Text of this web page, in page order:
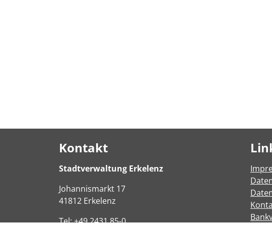
Kontakt
Stadtverwaltung Erkelenz
Johannismarkt 17
41812 Erkelenz
Tel:+49 2431 85-0